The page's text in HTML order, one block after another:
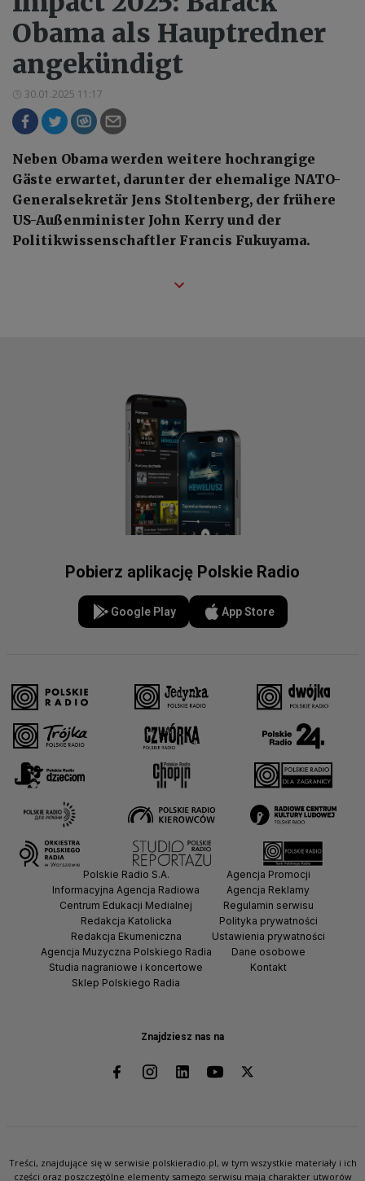
Obama als Hauptredner
angekündigt
30.01.2025 11:17
Neben Obama werden weitere hochrangige
Gäste erwartet, darunter der ehemalige NATO-
Generalsekretär Jens Stoltenberg, der frühere
US-Außenminister John Kerry und der
Politikwissenschaftler Francis Fukuyama.
Pobierz aplikację Polskie Radio
Google Play App Store
Znajdziesz nas na
Polskie Radio S.A.
Informacyjna Agencja Radiowa
Centrum Edukacji Medialnej
Redakcja Katolicka
Redakcja Ekumeniczna
Agencja Muzyczna Polskiego Radia
Studia nagraniowe i koncertowe
Sklep Polskiego Radia
Agencja Promocji
Agencja Reklamy
Regulamin serwisu
Polityka prywatności
Ustawienia prywatności
Dane osobowe
Kontakt
Treści, znajdujące się w serwisie polskieradio.pl, w tym wszystkie materiały i ich
części oraz poszczególne elementy samego serwisu mają charakter utworów